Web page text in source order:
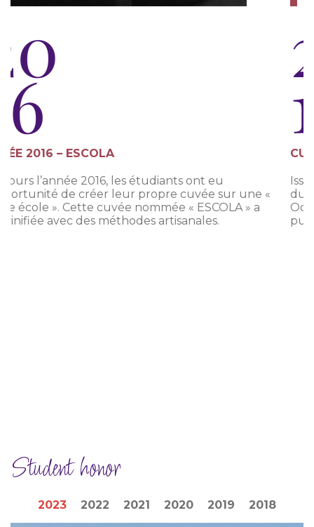
20
17
CUVÉE 2017 – OCTOPUS
Issue d’une sélection de cépages emblématiques
du Roussillon récoltés au cœur des Aspres,
Octopus est un vin éclatant à la personnalité
puissante.
Student honor
2023 2022 2021 2020 2019 2018